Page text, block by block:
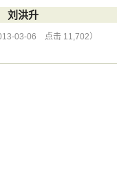
刘洪升
03-06 点击 11,702）